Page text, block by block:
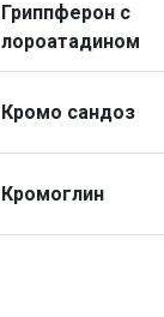
Гриппферон с
лороатадином
Кромо сандоз
Кромоглин